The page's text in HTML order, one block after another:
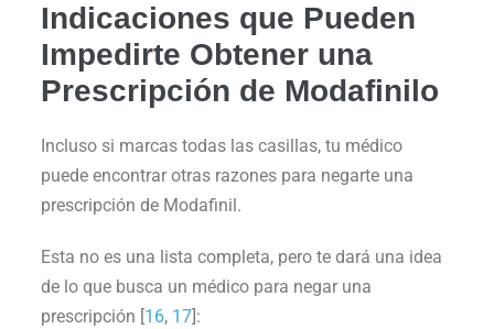
Indicaciones que Pueden
Impedirte Obtener una
Prescripción de Modafinilo
Incluso si marcas todas las casillas, tu médico
puede encontrar otras razones para negarte una
prescripción de Modafinil.
Esta no es una lista completa, pero te dará una idea
de lo que busca un médico para negar una
prescripción [16, 17 ]: